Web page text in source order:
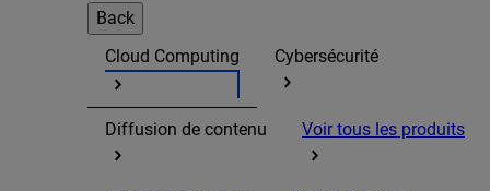
Back
Cloud Computing
Cybersécurité
Diffusion de contenu Voir tous les produits